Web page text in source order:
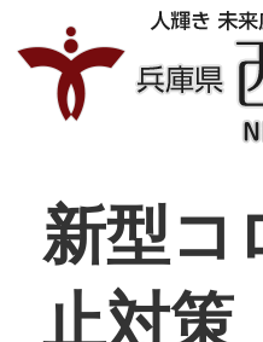
新型コ
止対策